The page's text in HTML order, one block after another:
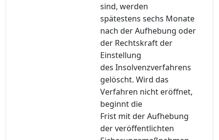
sind, werden
spätestens sechs Monate
nach der Aufhebung oder
der Rechtskraft der
Einstellung
des Insolvenzverfahrens
gelöscht. Wird das
Verfahren nicht eröffnet,
beginnt die
Frist mit der Aufhebung
der veröffentlichten